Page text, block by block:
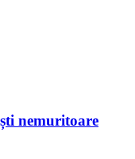
nemuritoare